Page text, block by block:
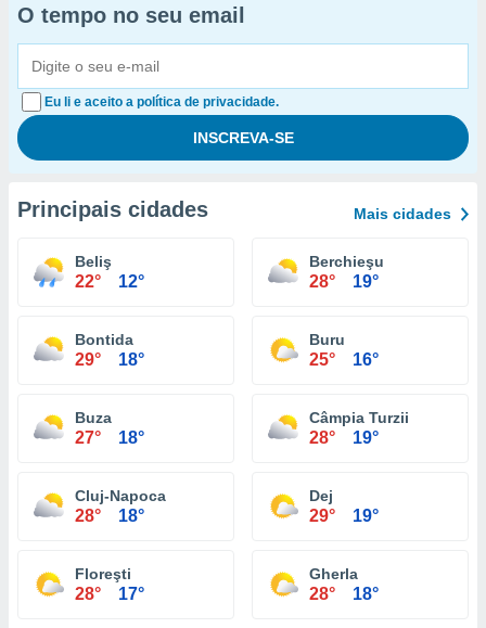
O tempo no seu email
Eu li e aceito a política de privacidade.
Principais cidades Mais cidades
Beliş
22° 12°
Berchieşu
28° 19°
Bontida
29° 18°
Buru
25° 16°
Buza
27° 18°
Câmpia Turzii
28° 19°
Cluj-Napoca
28° 18°
Dej
29° 19°
Floreşti
28° 17°
Gherla
28° 18°